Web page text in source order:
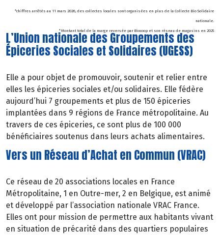
*chiffres arrêtés au 11 mars 2026, des collectes locales sont organisées en plus de la Collecte Bio Solidaire
nationale.
* Montant total de la marge reversée par Biocoop et son réseau de magasins en 2025
L’Union nationale des Groupements des
Épiceries Sociales et Solidaires (UGESS)
Elle a pour objet de promouvoir, soutenir et relier entre
elles les épiceries sociales et/ou solidaires. Elle fédère
aujourd’hui 7 groupements et plus de 150 épiceries
implantées dans 9 régions de France métropolitaine. Au
travers de ces épiceries, ce sont plus de 100 000
bénéficiaires soutenus dans leurs achats alimentaires.
Vers un Réseau d’Achat en Commun (VRAC)
Ce réseau de 20 associations locales en France
Métropolitaine, 1 en Outre-mer, 2 en Belgique, est animé
et développé par l’association nationale VRAC France.
Elles ont pour mission de permettre aux habitants vivant
en situation de précarité dans des quartiers populaires